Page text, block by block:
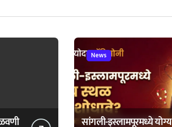
News
सांगली-इस्लामपूरमध्ये योग्य